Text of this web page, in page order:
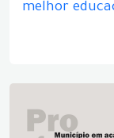
melhor